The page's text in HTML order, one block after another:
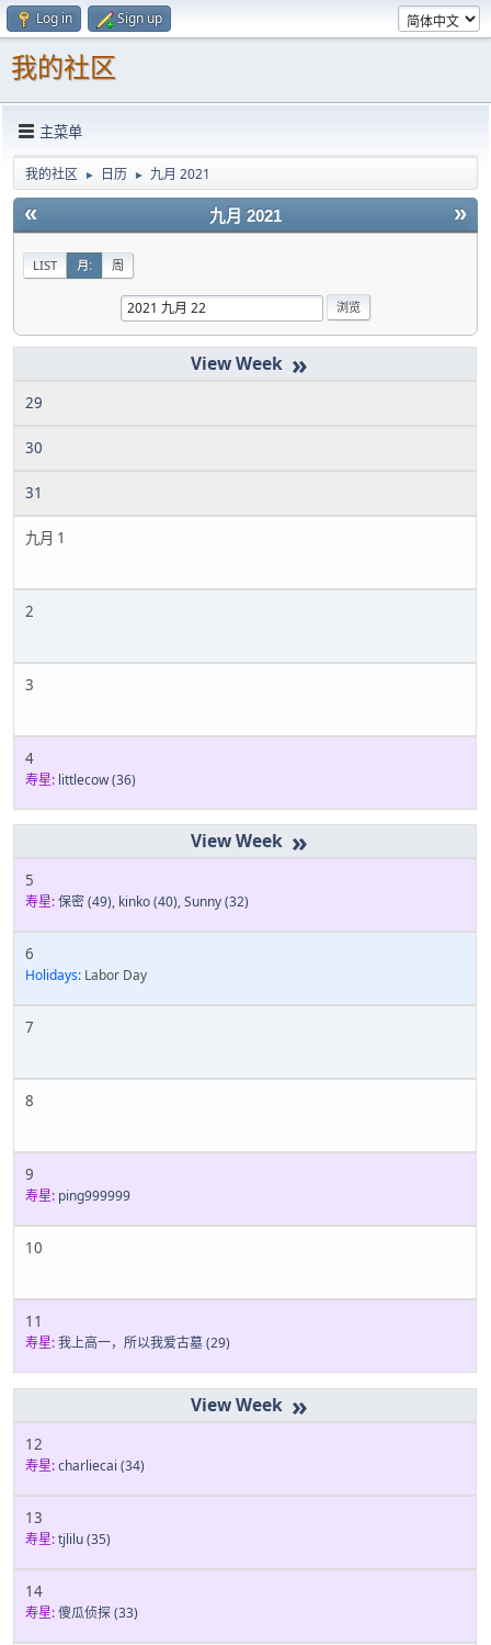
Log in Sign up
我的社区
主菜单
我的社区 ► 日历 ► 九月 2021
« »
九月 2021
LIST 月: 周
»
29
30
31
九月 1
2
3
4
寿星: littlecow(36)
»
5
寿星:保密 (49), kinko(40),Sunny(32)
6
Holidays: Labor Day
7
8
9
寿星: ping999999
10
11
寿星:我上高一，所以我爱古墓(29)
»
12
寿星:charliecai (34)
13
寿星:tjlilu(35)
14
寿星:傻瓜侦探(33)